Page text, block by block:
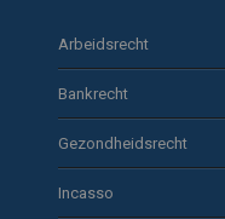
Arbeidsrecht
Bankrecht
Gezondheidsrecht
Incasso